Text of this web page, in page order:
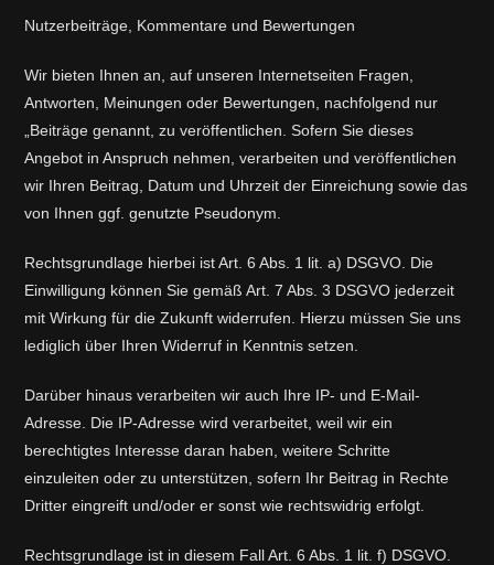
Nutzerbeiträge, Kommentare und Bewertungen
Wir bieten Ihnen an, auf unseren Internetseiten Fragen,
Antworten, Meinungen oder Bewertungen, nachfolgend nur
„Beiträge genannt, zu veröffentlichen. Sofern Sie dieses
Angebot in Anspruch nehmen, verarbeiten und veröffentlichen
wir Ihren Beitrag, Datum und Uhrzeit der Einreichung sowie das
von Ihnen ggf. genutzte Pseudonym.
Rechtsgrundlage hierbei ist Art. 6 Abs. 1 lit. a) DSGVO. Die
Einwilligung können Sie gemäß Art. 7 Abs. 3 DSGVO jederzeit
mit Wirkung für die Zukunft widerrufen. Hierzu müssen Sie uns
lediglich über Ihren Widerruf in Kenntnis setzen.
Darüber hinaus verarbeiten wir auch Ihre IP- und E-Mail-
Adresse. Die IP-Adresse wird verarbeitet, weil wir ein
berechtigtes Interesse daran haben, weitere Schritte
einzuleiten oder zu unterstützen, sofern Ihr Beitrag in Rechte
Dritter eingreift und/oder er sonst wie rechtswidrig erfolgt.
Rechtsgrundlage ist in diesem Fall Art. 6 Abs. 1 lit. f) DSGVO.